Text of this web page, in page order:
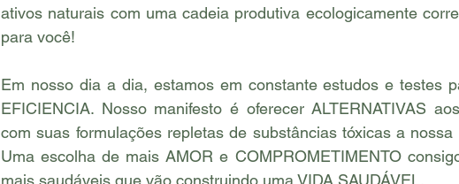
ativos naturais com uma cadeia produtiva ecologicamente
para você!
Em nosso dia a dia, estamos em constante estudos e testes
EFICIENCIA. Nosso manifesto é oferecer ALTERNATIVAS
com suas formulações repletas de substâncias tóxicas a
Uma escolha de mais AMOR e COMPROMETIMENTO
mais saudáveis que vão construindo uma VIDA SAUDÁVEL.